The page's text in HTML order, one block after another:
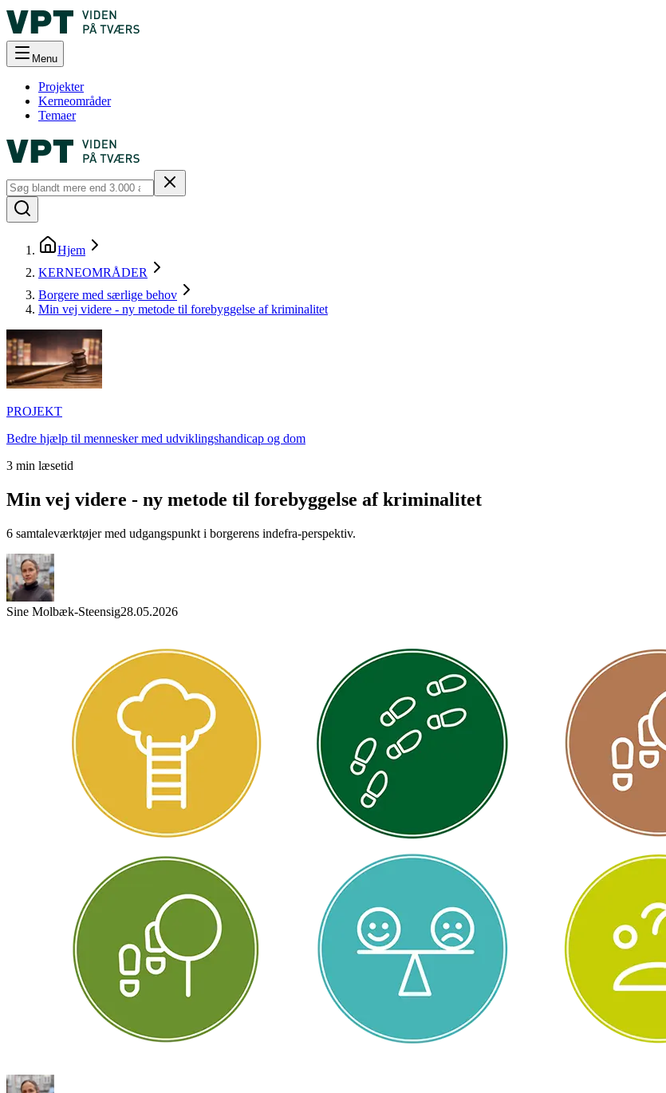
Menu
Projekter
Kerneområder
Temaer
Hjem
KERNEOMRÅDER
Borgere med særlige behov
Min vej videre - ny metode til forebyggelse af kriminalitet
PROJEKT
Bedre hjælp til mennesker med udviklingshandicap og dom
3 min læsetid
Min vej videre - ny metode til forebyggelse af kriminalitet
6 samtaleværktøjer med udgangspunkt i borgerens indefra-perspektiv.
Sine Molbæk-Steensig28.05.2026